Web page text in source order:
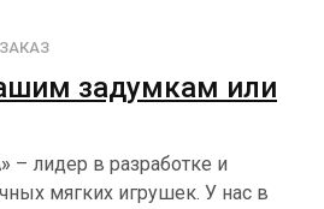
задумкам или
– лидер в разработке и
мягких игрушек. У нас в